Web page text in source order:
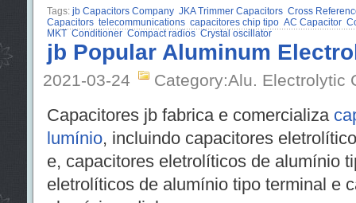
Tags: jb Capacitors Company JKA Trimmer Capacitors Cross
Capacitors telecommunications capacitores chip tipo AC Capacitor
MKT Conditioner Compact radios Crystal oscillator
jb Popular Aluminum
2021-03-24 Category:Alu. Electrolytic
Capacitores jb fabrica e comercializa
lumínio, incluindo capacitores
e, capacitores eletrolíticos de alumínio
eletrolíticos de alumínio tipo terminal e